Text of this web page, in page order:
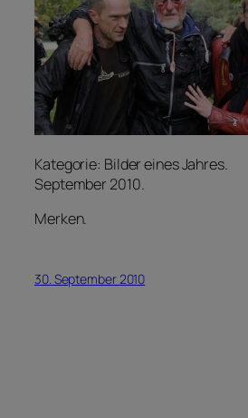
Kategorie: Bilder eines Jahres.
September 2010.
Merken.
30. September 2010